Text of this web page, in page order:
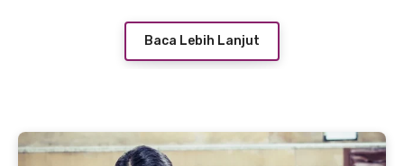
Baca Lebih Lanjut